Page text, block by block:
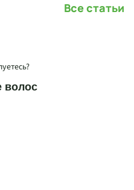
Все статьи
волос